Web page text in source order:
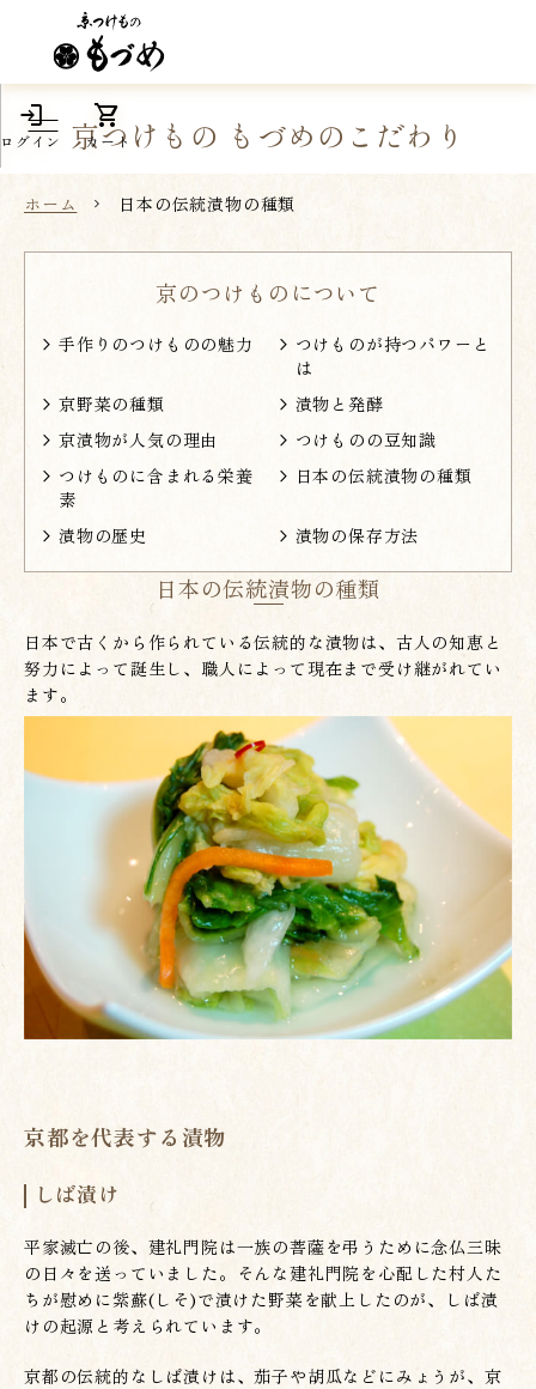
login
ログイン
shopping_cart
カート
京つけもの もづめのこだわり
ホーム 日本の伝統漬物の種類
京のつけものについて
手作りのつけものの魅力
つけものが持つパワーと
は
京野菜の種類
漬物と発酵
京漬物が人気の理由
つけものの豆知識
つけものに含まれる栄養
素
日本の伝統漬物の種類
漬物の歴史 漬物の保存方法
日本の伝統漬物の種類
日本で古くから作られている伝統的な漬物は、古人の知恵と
努力によって誕生し、職人によって現在まで受け継がれてい
ます。
京都を代表する漬物
しば漬け
平家滅亡の後、建礼門院は一族の菩薩を弔うために念仏三昧
の日々を送っていました。そんな建礼門院を心配した村人た
ちが慰めに紫蘇(しそ)で漬けた野菜を献上したのが、しば漬
けの起源と考えられています。
京都の伝統的なしば漬けは、茄子や胡瓜などにみょうが、京